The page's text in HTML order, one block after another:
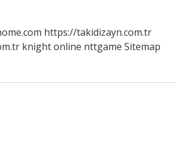
https://takidizayn.com.tr
knight online nttgame Sitemap